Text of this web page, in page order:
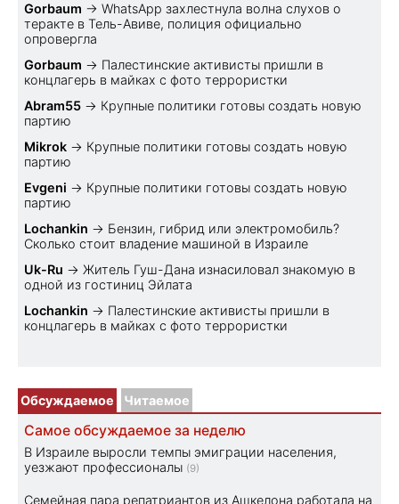
Gorbaum → WhatsApp захлестнула волна слухов о
теракте в Тель-Авиве, полиция официально
опровергла
Gorbaum → Палестинские активисты пришли в
концлагерь в майках с фото террористки
Abram55 → Крупные политики готовы создать новую
партию
Mikrok → Крупные политики готовы создать новую
партию
Evgeni → Крупные политики готовы создать новую
партию
Lochankin → Бензин, гибрид или электромобиль?
Cколько стоит владение машиной в Израиле
Uk-Ru → Житель Гуш-Дана изнасиловал знакомую в
одной из гостиниц Эйлата
Lochankin → Палестинские активисты пришли в
концлагерь в майках с фото террористки
Обсуждаемое Читаемое
Самое обсуждаемое за неделю
В Израиле выросли темпы эмиграции населения,
уезжают профессионалы (9)
Семейная пара репатриантов из Ашкелона работала на